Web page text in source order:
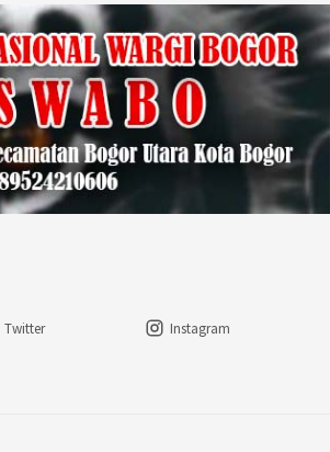
Twitter
Instagram